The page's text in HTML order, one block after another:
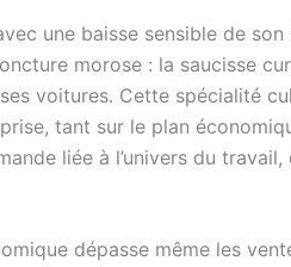
une baisse sensible de
morose : la saucisse
voitures. Cette spécialité
tant sur le plan
liée à l’univers du
dépasse même les